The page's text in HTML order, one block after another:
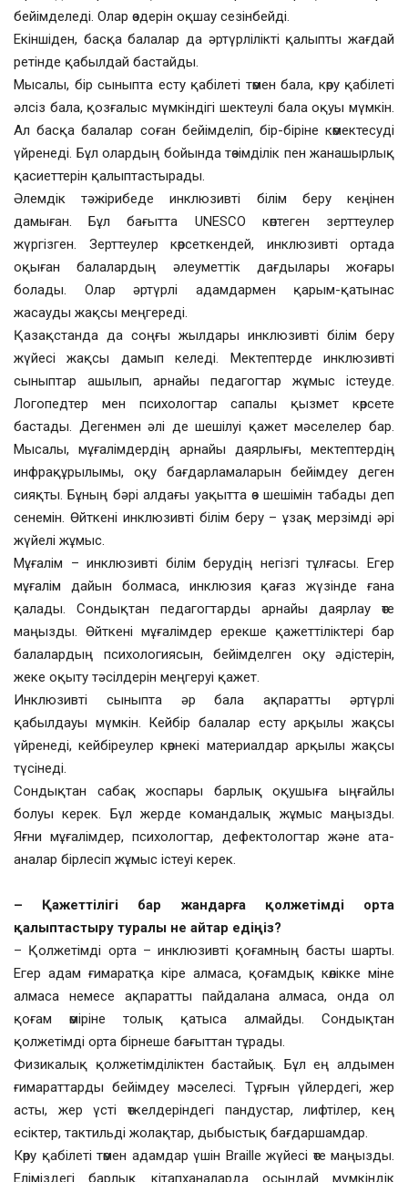
бейімделеді. Олар өздерін оқшау сезінбейді.
Екіншіден, басқа балалар да әртүрлілікті қалыпты жағдай
ретінде қабылдай бастайды.
Мысалы, бір сыныпта есту қабілеті төмен бала, көру қабілеті
әлсіз бала, қозғалыс мүмкіндігі шектеулі бала оқуы мүмкін.
Ал басқа балалар соған бейімделіп, бір-біріне көмектесуді
үйренеді. Бұл олардың бойында төзімділік пен жанашырлық
қасиеттерін қалыптастырады.
Әлемдік тәжірибеде инклюзивті білім беру кеңінен
дамыған. Бұл бағытта UNESCO көптеген зерттеулер
жүргізген. Зерттеулер көрсеткендей, инклюзивті ортада
оқыған балалардың әлеуметтік дағдылары жоғары
болады. Олар әртүрлі адамдармен қарым-қатынас
жасауды жақсы меңгереді.
Қазақстанда да соңғы жылдары инклюзивті білім беру
жүйесі жақсы дамып келеді. Мектептерде инклюзивті
сыныптар ашылып, арнайы педагогтар жұмыс істеуде.
Логопедтер мен психологтар сапалы қызмет көрсете
бастады. Дегенмен әлі де шешілуі қажет мәселелер бар.
Мысалы, мұғалімдердің арнайы даярлығы, мектептердің
инфрақұрылымы, оқу бағдарламаларын бейімдеу деген
сияқты. Бұның бәрі алдағы уақытта өз шешімін табады деп
сенемін. Өйткені инклюзивті білім беру – ұзақ мерзімді әрі
жүйелі жұмыс.
Мұғалім – инклюзивті білім берудің негізгі тұлғасы. Егер
мұғалім дайын болмаса, инклюзия қағаз жүзінде ғана
қалады. Сондықтан педагогтарды арнайы даярлау өте
маңызды. Өйткені мұғалімдер ерекше қажеттіліктері бар
балалардың психологиясын, бейімделген оқу әдістерін,
жеке оқыту тәсілдерін меңгеруі қажет.
Инклюзивті сыныпта әр бала ақпаратты әртүрлі
қабылдауы мүмкін. Кейбір балалар есту арқылы жақсы
үйренеді, кейбіреулер көрнекі материалдар арқылы жақсы
түсінеді.
Сондықтан сабақ жоспары барлық оқушыға ыңғайлы
болуы керек. Бұл жерде командалық жұмыс маңызды.
Яғни мұғалімдер, психологтар, дефектологтар және ата-
аналар бірлесіп жұмыс істеуі керек.
– Қажеттілігі бар жандарға қолжетімді орта
қалыптастыру туралы не айтар едіңіз?
– Қолжетімді орта – инклюзивті қоғамның басты шарты.
Егер адам ғимаратқа кіре алмаса, қоғамдық көлікке міне
алмаса немесе ақпаратты пайдалана алмаса, онда ол
қоғам өміріне толық қатыса алмайды. Сондықтан
қолжетімді орта бірнеше бағыттан тұрады.
Физикалық қолжетімділіктен бастайық. Бұл ең алдымен
ғимараттарды бейімдеу мәселесі. Тұрғын үйлердегі, жер
асты, жер үсті өткелдеріндегі пандустар, лифтілер, кең
есіктер, тактильді жолақтар, дыбыстық бағдаршамдар.
Көру қабілеті төмен адамдар үшін Braille жүйесі өте маңызды.
Еліміздегі барлық кітапханаларда осындай мүмкіндік